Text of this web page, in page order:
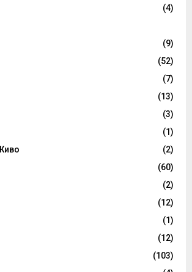
(4)
(9)
(52)
(7)
(13)
(3)
(1)
(2)
(60)
(2)
(12)
(1)
(12)
(103)